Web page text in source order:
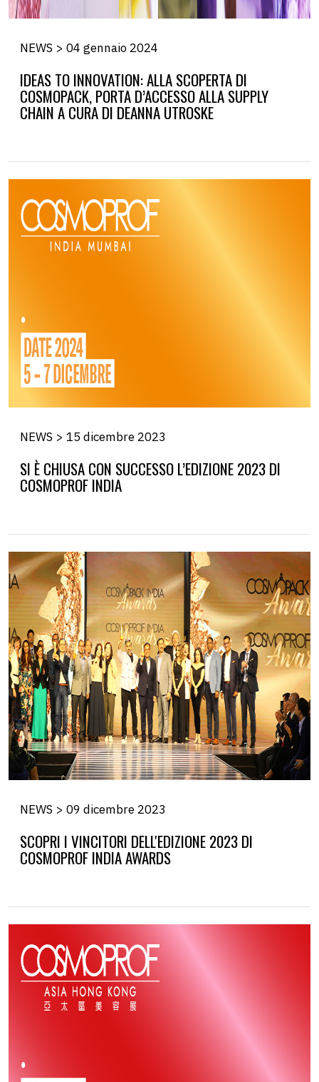
NEWS > 04 gennaio 2024
IDEAS TO INNOVATION: ALLA SCOPERTA DI
COSMOPACK, PORTA D’ACCESSO ALLA SUPPLY
CHAIN A CURA DI DEANNA UTROSKE
NEWS > 15 dicembre 2023
SI È CHIUSA CON SUCCESSO L’EDIZIONE 2023 DI
COSMOPROF INDIA
NEWS > 09 dicembre 2023
SCOPRI I VINCITORI DELL'EDIZIONE 2023 DI
COSMOPROF INDIA AWARDS